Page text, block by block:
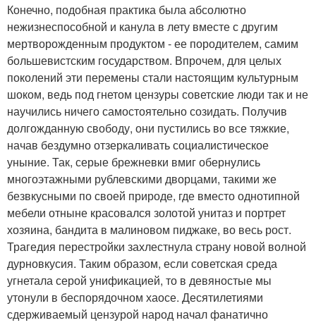
Конечно, подобная практика была абсолютно
нежизнеспособной и канула в лету вместе с другим
мертворожденным продуктом - ее породителем, самим
большевистским государством. Впрочем, для целых
поколений эти перемены стали настоящим культурным
шоком, ведь под гнетом цензуры советские люди так и не
научились ничего самостоятельно созидать. Получив
долгожданную свободу, они пустились во все тяжкие,
начав бездумно отзеркаливать социалистическое
уныние. Так, серые брежневки вмиг обернулись
многоэтажными рублевскими дворцами, такими же
безвкусными по своей природе, где вместо однотипной
мебели отныне красовался золотой унитаз и портрет
хозяина, бандита в малиновом пиджаке, во весь рост.
Трагедия перестройки захлестнула страну новой волной
дурновкусия. Таким образом, если советская среда
угнетала серой унификацией, то в девяностые мы
утонули в беспорядочном хаосе. Десятилетиями
сдерживаемый цензурой народ начал фанатично